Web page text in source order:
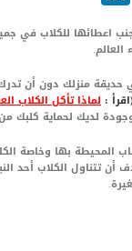
اعطائها للكلاب في
في حديقة منزلك دون
: لماذا تأكل الكلاب
لديك لحماية كلبك
المحيطة بها وخاصة
أن تتناول الكلاب أحد